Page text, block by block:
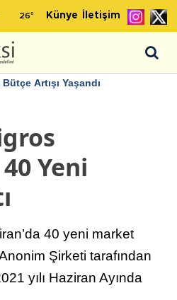
26° Künye İletişim
Artışı Yaşandı
Yeni
40 yeni market
Şirketi tarafından
yılı Haziran Ayında